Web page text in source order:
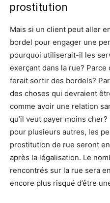
prostitution
Mais si un client peut aller
bordel pour engager une
pourquoi utiliserait-il les
exerçant dans la rue? Parce
ferait sortir des bordels?
des choses qui devraient
comme avoir une relation
qu’il veut payer moins
pour plusieurs autres, les
prostitution de rue seront
après la légalisation. Le
rencontrés sur la rue sera
encore plus risqué d’être